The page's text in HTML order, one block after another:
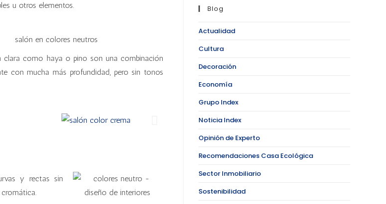
u otros elementos.
como haya o pino son una combinación
con mucha más profundidad, pero sin tonos
y rectas sin
Blog
Actualidad
Cultura
Decoración
Economía
Grupo Index
Noticia Index
Opinión de Experto
Recomendaciones Casa Ecológica
Sector Inmobiliario
Sostenibilidad